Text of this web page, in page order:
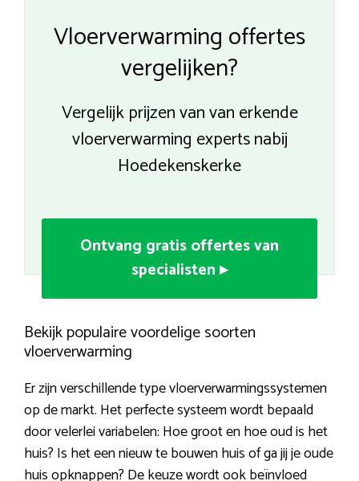
Vloerverwarming offertes
vergelijken?
Vergelijk prijzen van van erkende
vloerverwarming experts nabij
Hoedekenskerke
Ontvang gratis offertes van
specialisten ▸
Bekijk populaire voordelige soorten
vloerverwarming
Er zijn verschillende type vloerverwarmingssystemen
op de markt. Het perfecte systeem wordt bepaald
door velerlei variabelen: Hoe groot en hoe oud is het
huis? Is het een nieuw te bouwen huis of ga jij je oude
huis opknappen? De keuze wordt ook beïnvloed